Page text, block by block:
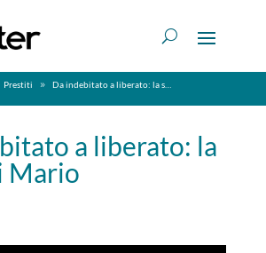
Prestiti Da indebitato a liberato: la storia di Mario
a liberato: la
Mario